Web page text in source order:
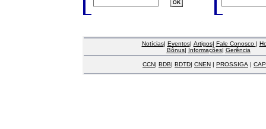
Notícias| Eventos| Artigos| Fale Conosco |
Bônus| Informações| Gerência
CCN| BDB| BDTD| CNEN | PROSSIGA |